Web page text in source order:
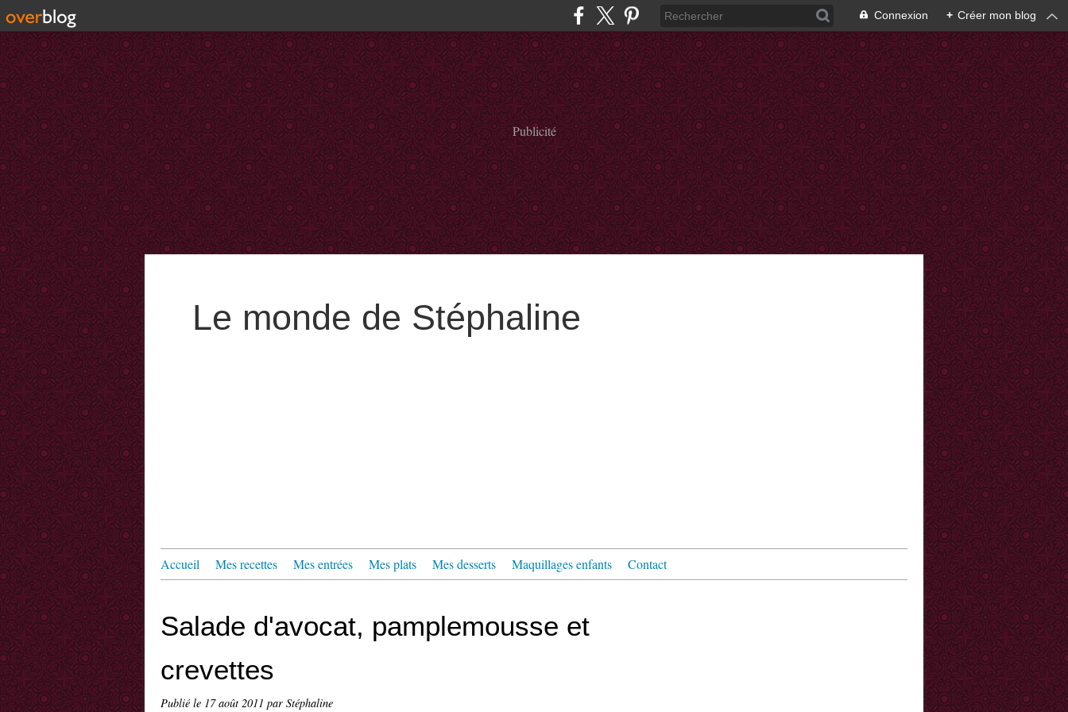
Connexion + Créer mon blog
Publicité
Le monde de Stéphaline
Accueil Mes recettes Mes entrées Mes plats Mes desserts Maquillages enfants Contact
Salade d'avocat, pamplemousse et
crevettes
Publié le 17 août 2011 par Stéphaline